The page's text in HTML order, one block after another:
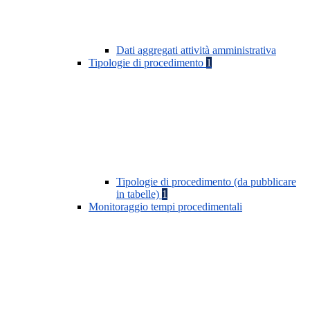
Dati aggregati attività amministrativa
Tipologie di procedimento 1
Tipologie di procedimento (da pubblicare
in tabelle) 1
Monitoraggio tempi procedimentali